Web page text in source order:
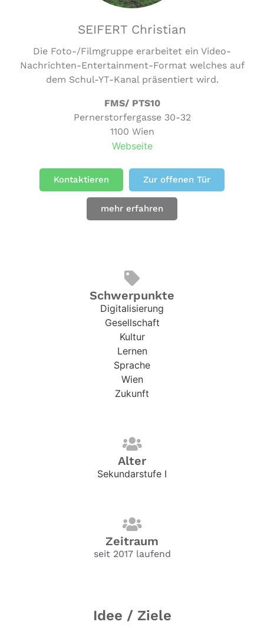
SEIFERT Christian
Die Foto-/Filmgruppe erarbeitet ein Video-
Nachrichten-Entertainment-Format welches auf
dem Schul-YT-Kanal präsentiert wird.
FMS/ PTS10
Pernerstorfergasse 30-32
1100 Wien
Webseite
Kontaktieren Zur offenen Tür
mehr erfahren
Schwerpunkte
Digitalisierung
Gesellschaft
Kultur
Lernen
Sprache
Wien
Zukunft
Alter
Sekundarstufe I
Zeitraum
seit 2017 laufend
Idee / Ziele